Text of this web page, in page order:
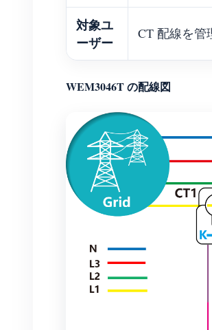
対象ユ
ーザー
CT 配線を管
WEM3046T の配線図